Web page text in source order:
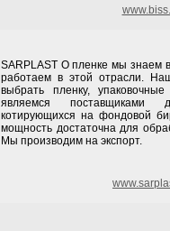
SARPLAST О пленке мы знаем
работаем в этой отрасли.
выбрать пленку,
являемся поставщиками
котирующихся на фондовой
мощность достаточна для
Мы производим на экспорт.